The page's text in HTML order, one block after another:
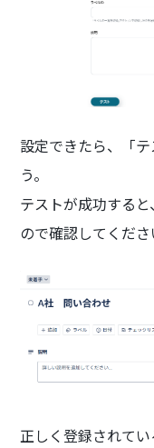
設定できたら、「
う。
テストが成功する
ので確認してくださ
正しく登録されて